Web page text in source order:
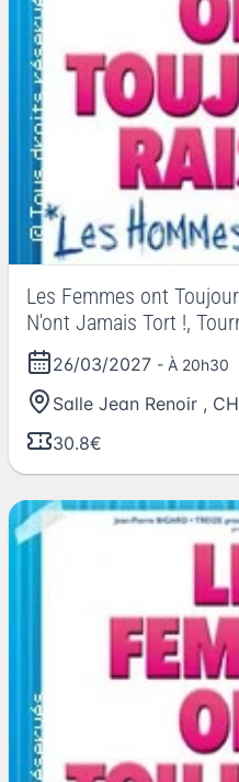
Les Femmes ont
N'ont Jamais Tort !,
26/03/2027 - À 20h30
Salle Jean Renoir ,
30.8€